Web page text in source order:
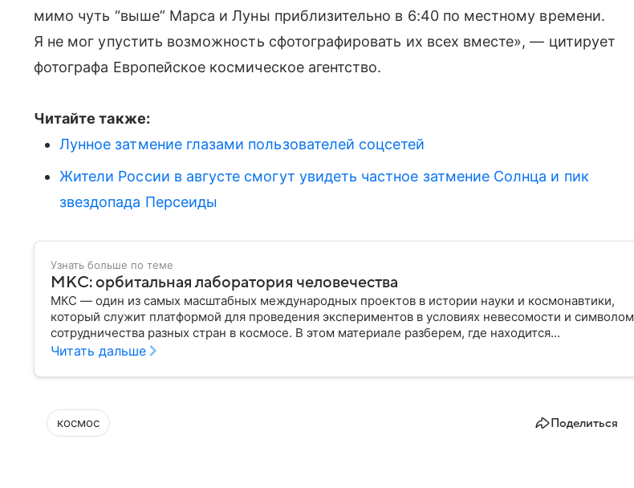
мимо чуть “выше” Марса и Луны приблизительно в 6:40 по местному времени.
Я не мог упустить возможность сфотографировать их всех вместе», — цитирует
фотографа Европейское космическое агентство.
Читайте также:
Лунное затмение глазами пользователей соцсетей
Жители России в августе смогут увидеть частное затмение Солнца и пик
звездопада Персеиды
Узнать больше по теме
МКС: орбитальная лаборатория человечества
МКС — один из самых масштабных международных проектов в истории науки и космонавтики,
который служит платформой для проведения экспериментов в условиях невесомости и символом
сотрудничества разных стран в космосе. В этом материале разберем, где находится
Международная космическая станция, как она устроена, кому принадлежит и какое значение
Читать дальше
космос Поделиться